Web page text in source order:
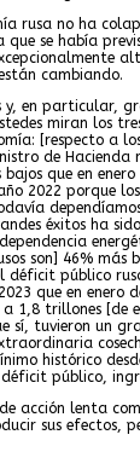
rusa no ha
que se había
cambiando.
y, en particular,
miran los
[respecto a
de Hacienda
bajos que en
2022 porque
éxitos ha
son] 46% más
público
que en enero
1,8 trillones [de
sí, tuvieron un
histórico
público,
acción lenta
sus efectos,